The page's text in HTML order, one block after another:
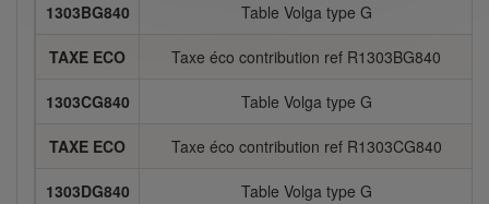
1303BG840 Table Volga type G
TAXE ECO Taxe éco contribution ref R1303BG840
1303CG840 Table Volga type G
TAXE ECO Taxe éco contribution ref R1303CG840
1303DG840 Table Volga type G